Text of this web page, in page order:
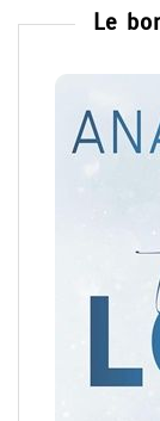
Le